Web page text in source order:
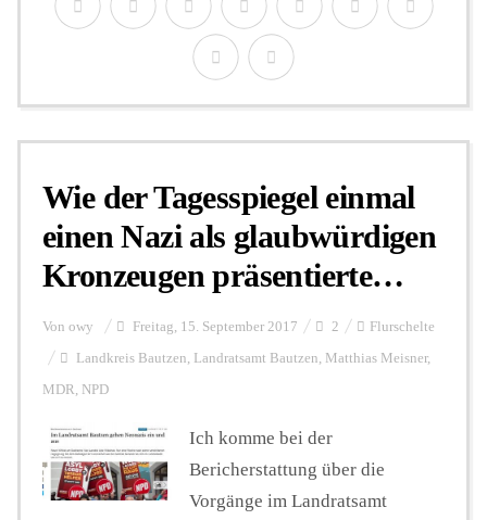
Wie der Tagesspiegel einmal
einen Nazi als glaubwürdigen
Kronzeugen präsentierte…
Von owy Freitag, 15. September 2017 2 Flurschelte
Landkreis Bautzen, Landratsamt Bautzen, Matthias Meisner,
MDR, NPD
Ich komme bei der
Bericherstattung über die
Vorgänge im Landratsamt